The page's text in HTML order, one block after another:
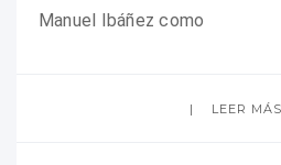
Manuel Ibáñez como
LEER MÁS